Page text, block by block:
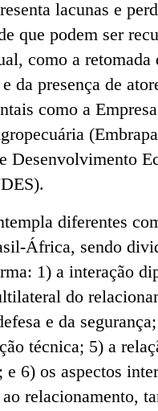
lacunas e
que podem ser
como a retomada
da presença de
como a
Desenvolvimento
diferentes
África, sendo
1) a interação
do
e da
técnica; 5) a
e 6) os aspectos
relacionamento,